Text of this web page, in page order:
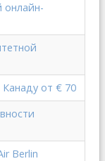
онлайн-
от € 70
Berlin